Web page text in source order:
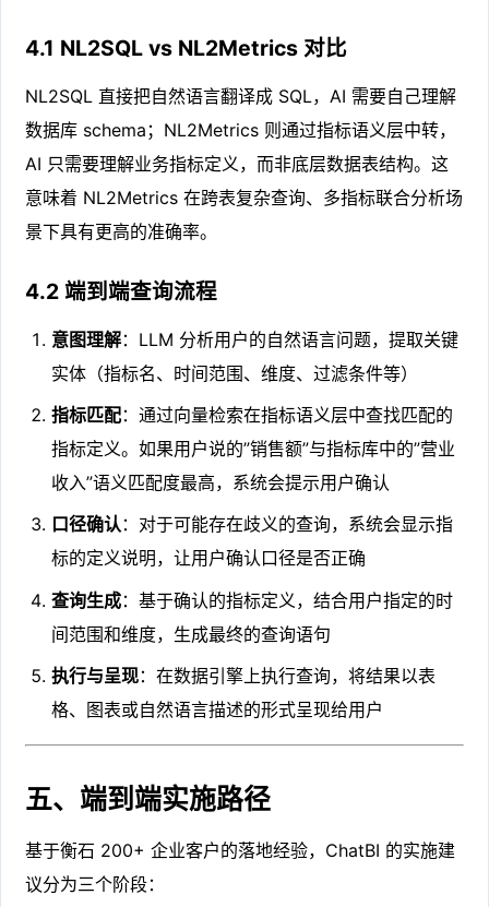
4.1 NL2SQL vs NL2Metrics 对比
NL2SQL 直接把自然语言翻译成 SQL，AI 需要自己理解
数据库 schema；NL2Metrics 则通过指标语义层中转，
AI 只需要理解业务指标定义，而非底层数据表结构。这
意味着 NL2Metrics 在跨表复杂查询、多指标联合分析场
景下具有更高的准确率。
4.2 端到端查询流程
意图理解：LLM 分析用户的自然语言问题，提取关键
实体（指标名、时间范围、维度、过滤条件等）
指标匹配：通过向量检索在指标语义层中查找匹配的
指标定义。如果用户说的”销售额”与指标库中的”营业
收入”语义匹配度最高，系统会提示用户确认
口径确认：对于可能存在歧义的查询，系统会显示指
标的定义说明，让用户确认口径是否正确
查询生成：基于确认的指标定义，结合用户指定的时
间范围和维度，生成最终的查询语句
执行与呈现：在数据引擎上执行查询，将结果以表
格、图表或自然语言描述的形式呈现给用户
五、端到端实施路径
基于衡石 200+ 企业客户的落地经验，ChatBI 的实施建
议分为三个阶段：